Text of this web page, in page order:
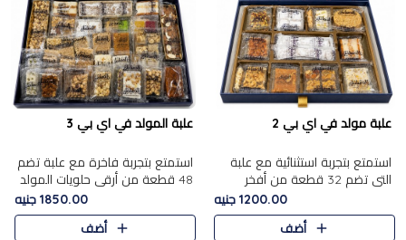
علبة مولد في اي بي 2
استمتع بتجربة استثنائية مع علبة
التي تضم 32 قطعة من أفخر
حلويات المولد الشرقية، في تشكيلة
تجمع بين الأصالة والاختيارات
الفاخرة. تحتوي العلبة..
1200.00 جنيه
أضف
علبة المولد في اي بي 3
استمتع بتجربة فاخرة مع علبة تضم
48 قطعة من أرقى حلويات المولد
الشرقية، في تشكيلة تجمع بين
الأصناف التقليدية الفاخرة والاختيارات
1850.00 جنيه
أضف